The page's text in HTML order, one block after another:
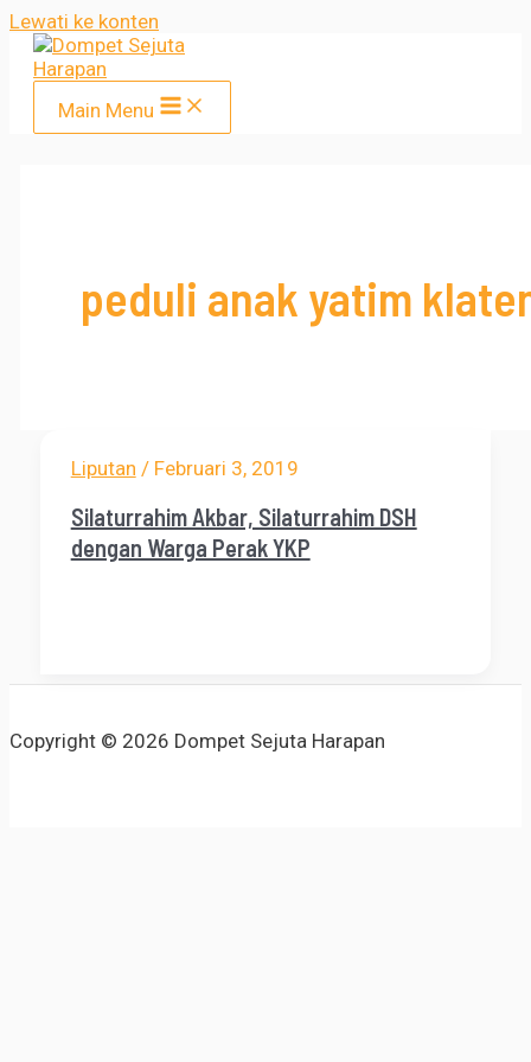
Lewati ke konten
Main Menu
peduli anak yatim
Liputan / Februari 3, 2019
Silaturrahim Akbar, Silaturrahim DSH
dengan Warga Perak YKP
Copyright © 2026 Dompet Sejuta Harapan